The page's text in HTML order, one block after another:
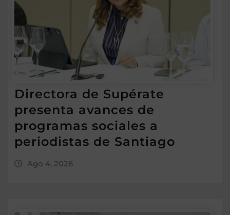
Directora de Supérate
presenta avances de
programas sociales a
periodistas de Santiago
Ago 4, 2026